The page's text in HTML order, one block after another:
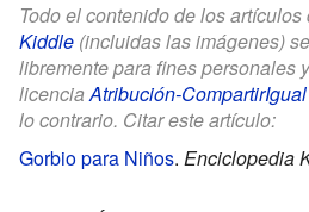
Todo el contenido de los artículos
Kiddle (incluidas las imágenes)
libremente para fines personales
licenciaAtribución-CompartirIgual
lo contrario. Citar este artículo:
Gorbio para Niños. Enciclopedia